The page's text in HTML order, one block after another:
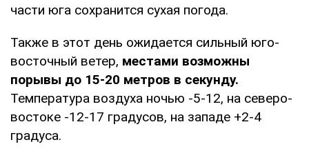
части юга сохранится сухая погода.
Также в этот день ожидается сильный юго-
восточный ветер, местами возможны
порывы до 15-20 метров в секунду.
Температура воздуха ночью -5-12, на северо-
востоке -12-17 градусов, на западе +2-4
градуса.